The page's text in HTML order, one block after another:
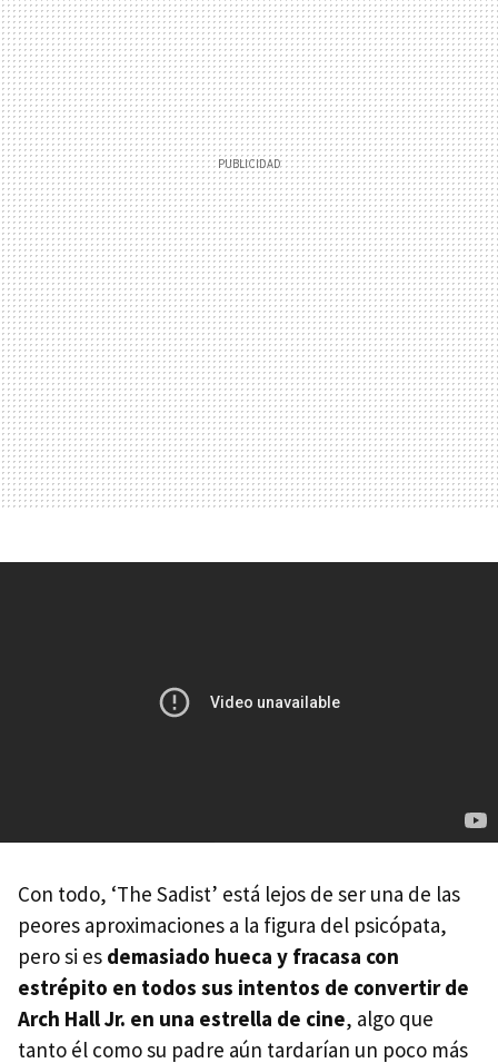
Con todo, ‘The Sadist’ está lejos de ser una de las
peores aproximaciones a la figura del psicópata,
pero si es demasiado hueca y fracasa con
estrépito en todos sus intentos de convertir de
Arch Hall Jr. en una estrella de cine, algo que
tanto él como su padre aún tardarían un poco más